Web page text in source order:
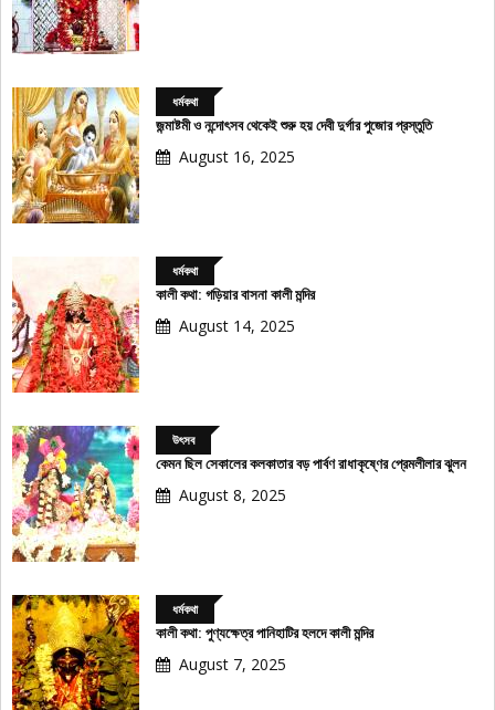
ধর্মকথা
জন্মাষ্টমী ও নন্দোৎসব থেকেই শুরু হয় দেবী দুর্গার পুজোর প্রস্তুতি
August 16, 2025
ধর্মকথা
কালী কথা: গড়িয়ার বাসনা কালী মন্দির
August 14, 2025
উৎসব
কেমন ছিল সেকালের কলকাতার বড় পার্বণ রাধাকৃষ্ণের প্রেমলীলার ঝুলন
August 8, 2025
ধর্মকথা
কালী কথা: পুণ্যক্ষেত্র পানিহাটির হলদে কালী মন্দির
August 7, 2025